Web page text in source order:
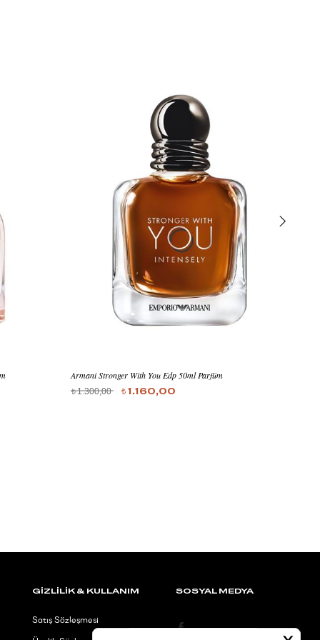
Armani Stronger With You Edp 50ml Parfüm
t1.300,00 t1.160,00
GİZLİLİK & KULLANIM
Satış Sözleşmesi
SOSYAL MEDYA